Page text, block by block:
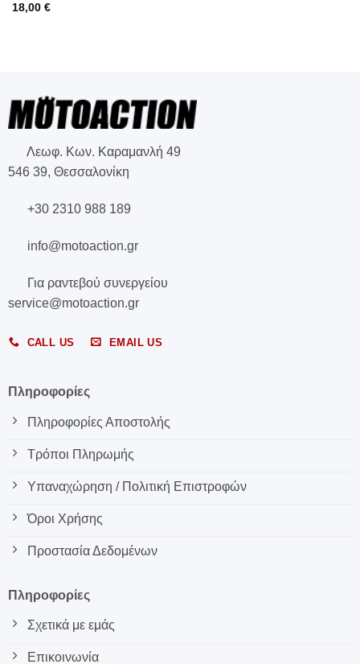
18,00 €
Λεωφ. Κων. Καραμανλή 49
546 39, Θεσσαλονίκη
+30 2310 988 189
info@motoaction.gr
Για ραντεβού συνεργείου
service@motoaction.gr
CALL US EMAIL US
Πληροφορίες
Πληροφορίες Αποστολής
Τρόποι Πληρωμής
Υπαναχώρηση / Πολιτική Επιστροφών
Όροι Χρήσης
Προστασία Δεδομένων
Πληροφορίες
Σχετικά με εμάς
Επικοινωνία